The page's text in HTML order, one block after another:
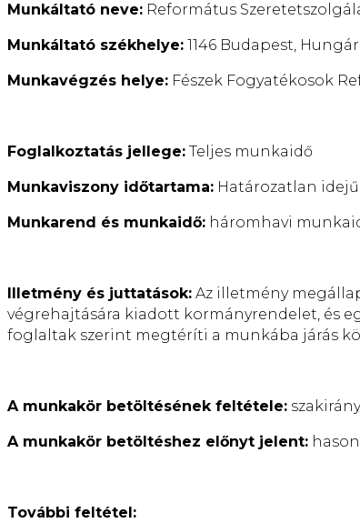
Munkáltató neve: Református
Munkáltató székhelye: 1146 Budapest,
Munkavégzés helye: Fészek Fogyatékosok
Foglalkoztatás jellege: Teljes munkaidő
Munkaviszony időtartama: Határozatlan
Munkarend és munkaidő: háromhavi
Illetmény és juttatások: Az illetmény
végrehajtására kiadott kormányrendelet, és
foglaltak szerint megtéríti a munkába járás
A munkakör betöltésének feltétele:
A munkakör betöltéshez előnyt jelent:
További feltétel: